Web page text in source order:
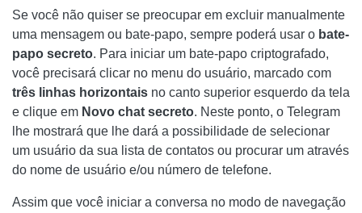
Se você não quiser se preocupar em excluir manualmente
uma mensagem ou bate-papo, sempre poderá usar o bate-
papo secreto. Para iniciar um bate-papo criptografado,
você precisará clicar no menu do usuário, marcado com
três linhas horizontais no canto superior esquerdo da tela
e clique em Novo chat secreto. Neste ponto, o Telegram
lhe mostrará que lhe dará a possibilidade de selecionar
um usuário da sua lista de contatos ou procurar um através
do nome de usuário e/ou número de telefone.
Assim que você iniciar a conversa no modo de navegação